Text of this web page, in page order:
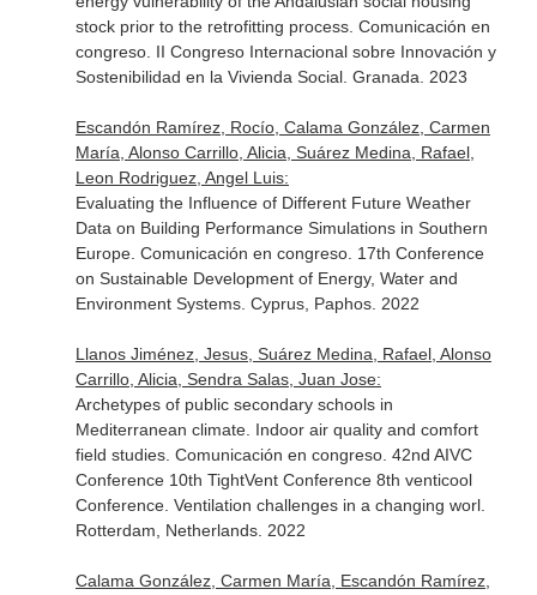
stock prior to the retrofitting process. Comunicación en
congreso. II Congreso Internacional sobre Innovación y
Sostenibilidad en la Vivienda Social. Granada. 2023
Escandón Ramírez, Rocío, Calama González, Carmen
María, Alonso Carrillo, Alicia, Suárez Medina, Rafael,
Leon Rodriguez, Angel Luis:
Evaluating the Influence of Different Future Weather
Data on Building Performance Simulations in Southern
Europe. Comunicación en congreso. 17th Conference
on Sustainable Development of Energy, Water and
Environment Systems. Cyprus, Paphos. 2022
Llanos Jiménez, Jesus, Suárez Medina, Rafael, Alonso
Carrillo, Alicia, Sendra Salas, Juan Jose:
Archetypes of public secondary schools in
Mediterranean climate. Indoor air quality and comfort
field studies. Comunicación en congreso. 42nd AIVC
Conference 10th TightVent Conference 8th venticool
Conference. Ventilation challenges in a changing worl.
Rotterdam, Netherlands. 2022
Calama González, Carmen María, Escandón Ramírez,